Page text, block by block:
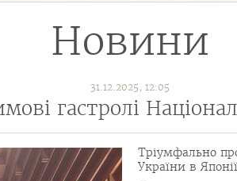
Новини
31.12.2025, 12:05
гастролі
Тріумфально
України в